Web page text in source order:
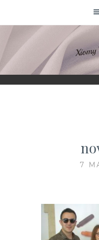
contenido
XIOMY
7